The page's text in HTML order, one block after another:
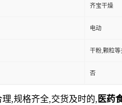
齐宝干燥
电动
干粉,颗粒
否
,规格齐全,交货及时的, 医药